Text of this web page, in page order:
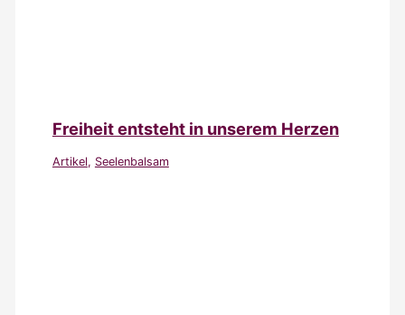
Freiheit entsteht in unserem Herzen
Artikel, Seelenbalsam